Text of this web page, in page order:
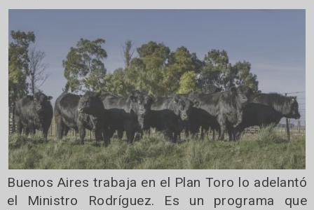
Buenos Aires trabaja en el Plan Toro lo adelantó
el Ministro Rodríguez. Es un programa que